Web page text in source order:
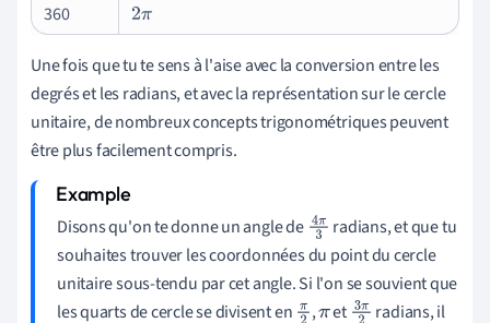
360
2π
Une fois que tu te sens à l'aise avec la conversion entre les
degrés et les radians, et avec la représentation sur le cercle
unitaire, de nombreux concepts trigonométriques peuvent
être plus facilement compris.
Disons qu'on te donne un angle de 4π
3
radians, et que tu
souhaites trouver les coordonnées du point du cercle
unitaire sous-tendu par cet angle. Si l'on se souvient que
les quarts de cercle se divisent en π ,πet 3π radians, il